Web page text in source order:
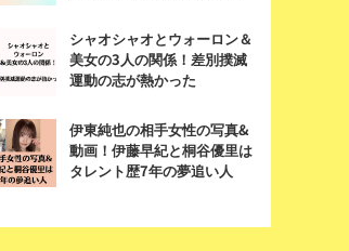
シャオシャオとウォーロン＆
美女の3人の関係！差別撲滅
運動の志が熱かった
伊東純也の相手女性の写真&
動画！伊藤早紀と桐谷優里は
タレント歴7年の夢追い人